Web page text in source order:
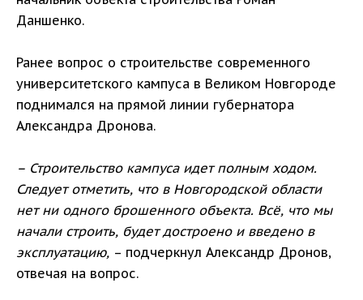
Даншенко.
Ранее вопрос о строительстве современного
университетского кампуса в Великом Новгороде
поднимался на прямой линии губернатора
Александра Дронова.
– Строительство кампуса идет полным ходом.
Следует отметить, что в Новгородской области
нет ни одного брошенного объекта. Всё, что мы
начали строить, будет достроено и введено в
эксплуатацию, – подчеркнул Александр Дронов,
отвечая на вопрос.